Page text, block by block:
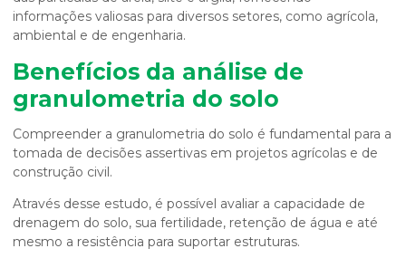
informações valiosas para diversos setores, como agrícola,
ambiental e de engenharia.
Benefícios da análise de
granulometria do solo
Compreender a granulometria do solo é fundamental para a
tomada de decisões assertivas em projetos agrícolas e de
construção civil.
Através desse estudo, é possível avaliar a capacidade de
drenagem do solo, sua fertilidade, retenção de água e até
mesmo a resistência para suportar estruturas.